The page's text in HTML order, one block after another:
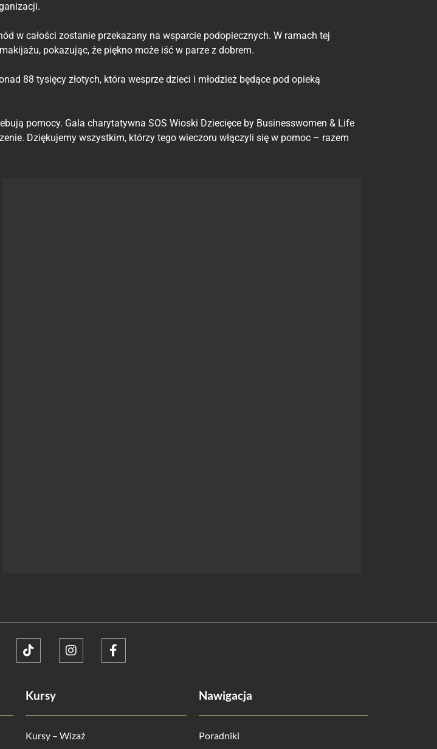
w całości zostanie przekazany na wsparcie podopiecznych. W ramach tej
pokazując, że piękno może iść w parze z dobrem.
88 tysięcy złotych, która wesprze dzieci i młodzież będące pod opieką
pomocy. Gala charytatywna SOS Wioski Dziecięce by Businesswomen & Life
Dziękujemy wszystkim, którzy tego wieczoru włączyli się w pomoc – razem
Kursy
Kursy – Wizaż
Nawigacja
Poradniki